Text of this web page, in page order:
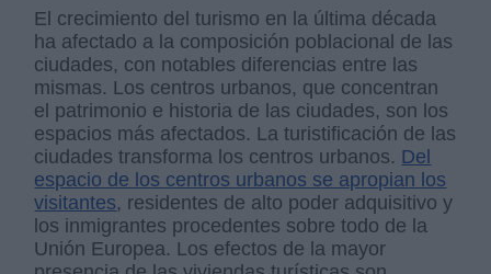
El crecimiento del turismo en la última década
ha afectado a la composición poblacional de las
ciudades, con notables diferencias entre las
mismas. Los centros urbanos, que concentran
el patrimonio e historia de las ciudades, son los
espacios más afectados. La turistificación de las
ciudades transforma los centros urbanos. Del
espacio de los centros urbanos se apropian los
visitantes, residentes de alto poder adquisitivo y
los inmigrantes procedentes sobre todo de la
Unión Europea. Los efectos de la mayor